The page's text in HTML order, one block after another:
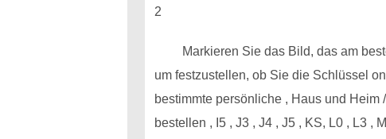
2
Markieren Sie das Bild, das am
um festzustellen, ob Sie die Schlüssel
bestimmte persönliche , Haus und Heim
bestellen , I5 , J3 , J4 , J5 , KS, L0 , L3 ,